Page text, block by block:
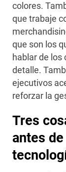
colores.
que trabaje
que son los
hablar de
detalle.
ejecutivos
reforzar la
Tres
antes